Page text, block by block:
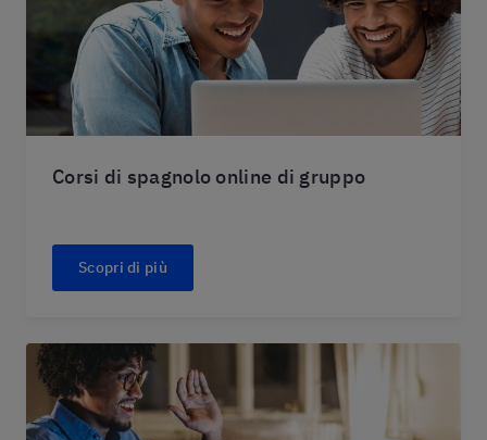
Corsi di spagnolo online di gruppo
Scopri di più